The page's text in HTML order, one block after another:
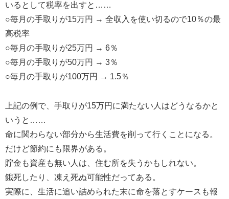
いるとして税率を出すと……
○毎月の手取りが15万円 → 全収入を使い切るので10％の最
高税率
○毎月の手取りが25万円 → 6％
○毎月の手取りが50万円 → 3％
○毎月の手取りが100万円 → 1.5％
上記の例で、手取りが15万円に満たない人はどうなるかと
いうと……
命に関わらない部分から生活費を削って行くことになる。
だけど節約にも限界がある。
貯金も資産も無い人は、住む所を失うかもしれない。
餓死したり、凍え死ぬ可能性だってある。
実際に、生活に追い詰められた末に命を落とすケースも報